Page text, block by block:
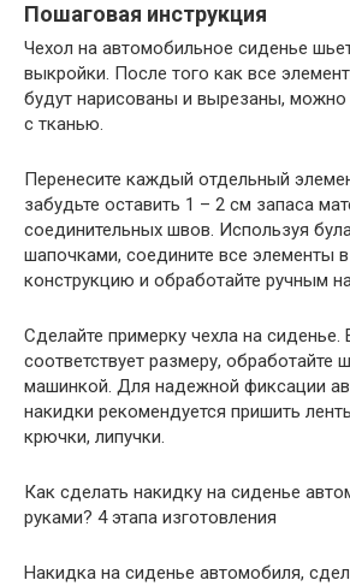
Пошаговая инструкция
Чехол на автомобильное сиденье
выкройки. После того как все
будут нарисованы и вырезаны, можно
с тканью.
Перенесите каждый отдельный
забудьте оставить 1 – 2 см запаса
соединительных швов. Используя
шапочками, соедините все элементы
конструкцию и обработайте ручным
Сделайте примерку чехла на сиденье.
соответствует размеру, обработайте
машинкой. Для надежной фиксации
накидки рекомендуется пришить
крючки, липучки.
Как сделать накидку на сиденье
руками? 4 этапа изготовления
Накидка на сиденье автомобиля,